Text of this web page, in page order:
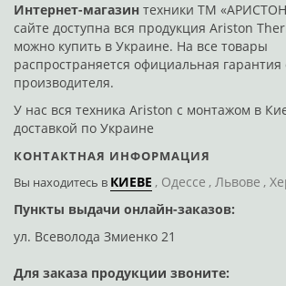
Интернет-магазин техники ТМ
сайте доступна вся продукция Ariston
можно купить в Украине. На все товары
распространяется официальная гарантия
производителя.
У нас вся техника Ariston с монтажом в
доставкой по Украине
КОНТАКТНАЯ ИНФОРМАЦИЯ
Вы находитесь в КИЕВЕ Одессе Львове
Пункты выдачи онлайн-заказов:
ул. Всеволода Змиенко 21
Для заказа продукции звоните: